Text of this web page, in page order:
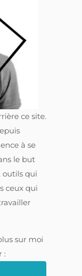
ce site.
à se
le but
outils qui
ceux qui
sur moi
: